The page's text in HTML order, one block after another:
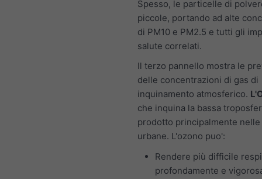
Spesso, le particelle di
piccole, portando ad alte
di PM10 e PM2.5 e tutti gli
salute correlati.
Il terzo pannello mostra le
delle concentrazioni di gas di
inquinamento atmosferico.
che inquina la bassa
prodotto principalmente nelle
urbane. L'ozono puo':
Rendere più difficile
profondamente e